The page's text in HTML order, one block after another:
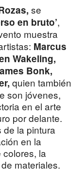
se
en bruto’,
muestra
Marcus
Wakeling,
Bonk,
quien también
son jóvenes,
en el arte
por delante.
de la pintura
en la
la
materiales.